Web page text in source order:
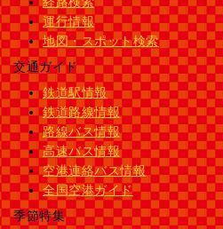
運行情報
地図・スポット検索
交通ガイド
鉄道駅情報
鉄道路線情報
路線バス情報
高速バス情報
空港連絡バス情報
全国空港ガイド
季節特集